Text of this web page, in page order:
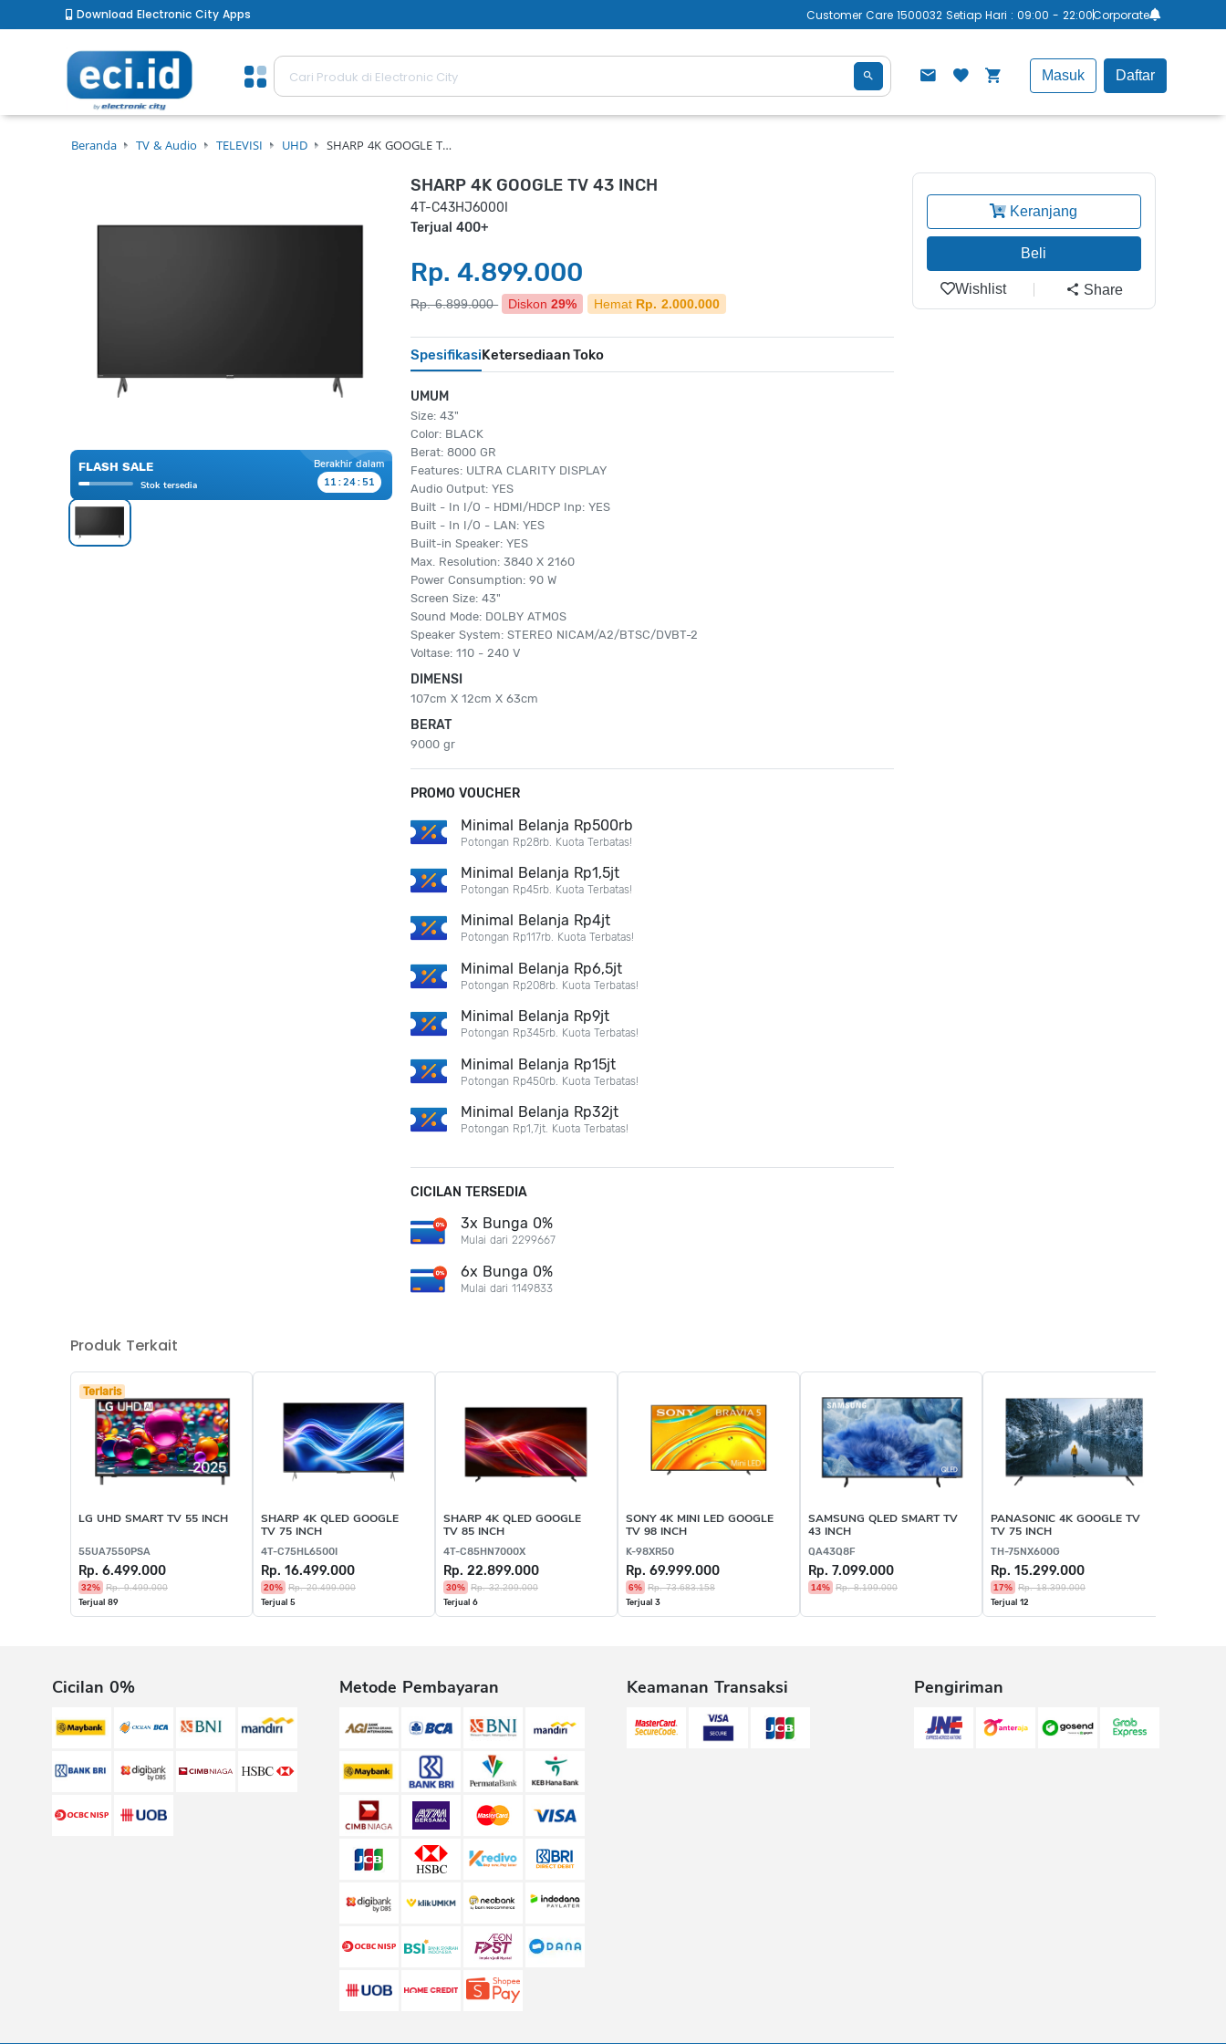
Download Electronic City Apps Customer Care 1500032 Setiap Hari : 09:00 - 22:00Corporate
Masuk Daftar
Beranda TV & Audio TELEVISI UHD SHARP 4K GOOGLE T…
FLASH SALE
Stok tersedia
Berakhir dalam
11 :24: 51
SHARP 4K GOOGLE TV 43 INCH
4T-C43HJ6000I
Terjual 400+
Rp. 4.899.000
Rp. 6.899.000 Diskon 29% Hemat Rp. 2.000.000
SpesifikasiKetersediaan Toko
UMUM
Size: 43"
Color: BLACK
Berat: 8000 GR
Features: ULTRA CLARITY DISPLAY
Audio Output: YES
Built - In I/O - HDMI/HDCP Inp: YES
Built - In I/O - LAN: YES
Built-in Speaker: YES
Max. Resolution: 3840 X 2160
Power Consumption: 90 W
Screen Size: 43"
Sound Mode: DOLBY ATMOS
Speaker System: STEREO NICAM/A2/BTSC/DVBT-2
Voltase: 110 - 240 V
DIMENSI
107cm X 12cm X 63cm
BERAT
9000 gr
PROMO VOUCHER
Minimal Belanja Rp500rb
Potongan Rp28rb. Kuota Terbatas!
Minimal Belanja Rp1,5jt
Potongan Rp45rb. Kuota Terbatas!
Minimal Belanja Rp4jt
Potongan Rp117rb. Kuota Terbatas!
Minimal Belanja Rp6,5jt
Potongan Rp208rb. Kuota Terbatas!
Minimal Belanja Rp9jt
Potongan Rp345rb. Kuota Terbatas!
Minimal Belanja Rp15jt
Potongan Rp450rb. Kuota Terbatas!
Minimal Belanja Rp32jt
Potongan Rp1,7jt. Kuota Terbatas!
CICILAN TERSEDIA
3x Bunga 0%
Mulai dari 2299667
6x Bunga 0%
Mulai dari 1149833
Keranjang
Beli
Wishlist Share
Produk Terkait
Terlaris
LG UHD SMART TV 55 INCH
55UA7550PSA
Rp. 6.499.000
32% Rp. 9.499.000
Terjual 89
SHARP 4K QLED GOOGLE
TV 75 INCH
4T-C75HL6500I
Rp. 16.499.000
20% Rp. 20.499.000
Terjual 5
SHARP 4K QLED GOOGLE
TV 85 INCH
4T-C85HN7000X
Rp. 22.899.000
30% Rp. 32.299.000
Terjual 6
SONY 4K MINI LED GOOGLE
TV 98 INCH
K-98XR50
Rp. 69.999.000
6% Rp. 73.683.158
Terjual 3
SAMSUNG QLED SMART TV
43 INCH
QA43Q8F
Rp. 7.099.000
14% Rp. 8.199.000
PANASONIC 4K GOOGLE TV
TV 75 INCH
TH-75NX600G
Rp. 15.299.000
17% Rp. 18.399.000
Terjual 12
Cicilan 0% Metode Pembayaran Keamanan Transaksi Pengiriman